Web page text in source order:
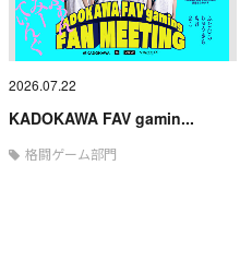
2026.07.22
KADOKAWA FAV gamin...
格闘ゲーム部門